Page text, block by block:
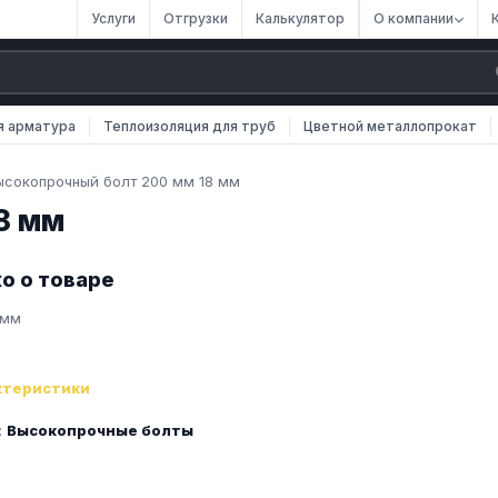
Услуги Отгрузки Калькулятор О компании
арматура Теплоизоляция для труб Цветной металлопрокат
болт 200 мм 18 мм
мм
о товаре
Высокопрочные болты